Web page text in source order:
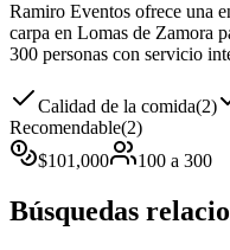
Ramiro Eventos ofrece una
carpa en Lomas de Zamora
300 personas con servicio
Calidad de la comida(2)
Recomendable(2)
$101,000 100 a 300
Búsquedas